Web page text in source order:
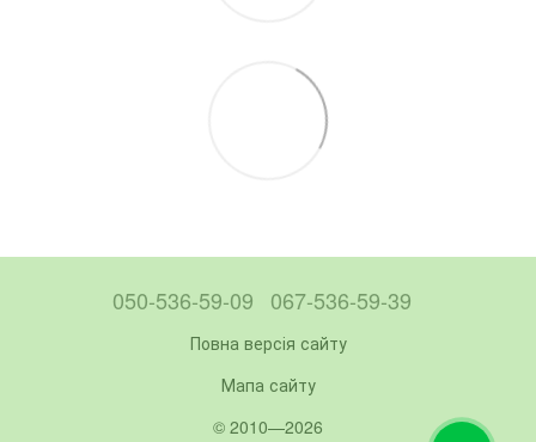
050-536-59-09 067-536-59-39
Повна версія сайту
Мапа сайту
© 2010—2026